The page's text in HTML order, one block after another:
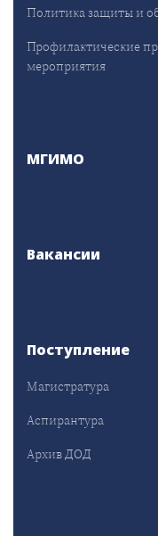
Политика защиты и
Профилактические
мероприятия
МГИМО
Вакансии
Поступление
Магистратура
Аспирантура
Архив ДОД